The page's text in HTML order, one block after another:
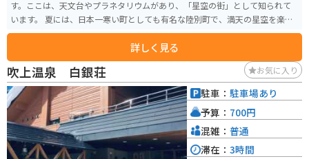
す。ここは、天文台やプラネタリウムがあり、「星空の街」として知られて
います。 夏には、日本一寒い町としても有名な陸別町で、満天の星空を楽し
むことができます。また、冬には、運が良ければオーロラを見ることができ
プや、レストランがあります。バイクで訪れる場合は、駐車場も広々として
いるので安心です。 陸別町の特産品としては、チーズやヨーグルトなどの乳
製品、じゃがいもを使ったお菓子などが人気です。道の駅で購入したり、地
元のお店で味わってみてください。 周辺には、銀河の森天文台やりくべつ宇
宙地球科学館など、星空や宇宙に関する施設があります。自然豊かな環境の中
で、雄大な景色を楽しむのもおすすめです。
詳しく見る
吹上温泉 白銀荘 お気に入り
駐車： 駐車場あり
予算： 700円
混雑： 普通
滞在： 3時間